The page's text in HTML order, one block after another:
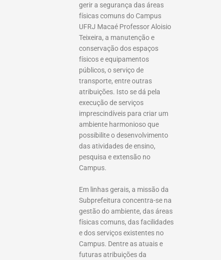
gerir a segurança das áreas
físicas comuns do Campus
UFRJ Macaé Professor Aloisio
Teixeira, a manutenção e
conservação dos espaços
físicos e equipamentos
públicos, o serviço de
transporte, entre outras
atribuições. Isto se dá pela
execução de serviços
imprescindíveis para criar um
ambiente harmonioso que
possibilite o desenvolvimento
das atividades de ensino,
pesquisa e extensão no
Campus.
Em linhas gerais, a missão da
Subprefeitura concentra-se na
gestão do ambiente, das áreas
físicas comuns, das facilidades
e dos serviços existentes no
Campus. Dentre as atuais e
futuras atribuições da